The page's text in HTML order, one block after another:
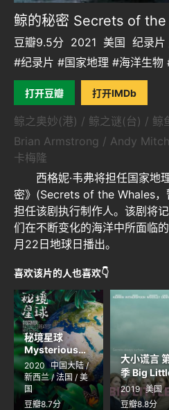
鲸的秘密 Secrets of
豆瓣9.5分 2021 美国 纪录
#纪录片 #国家地理 #海洋生物
打开豆瓣 打开IMDb
鲸之奥妙(港) / 鲸之谜(台) / 鲸
Brian Armstrong / Andy
卡梅隆
西格妮·韦弗将担任国家地
密》(Secrets of the Whales，
担任该剧执行制作人。该剧将
们在不断变化的海洋中所面临
月22日地球日播出。
喜欢该片的人也喜欢👇
秘境星球
Mysterious
Planet
2020 中国大陆 /
新西兰 / 法国 / 美
国
豆瓣8.7分
大小谎言
季 Big
Lies
2019 美国
豆瓣8.8分